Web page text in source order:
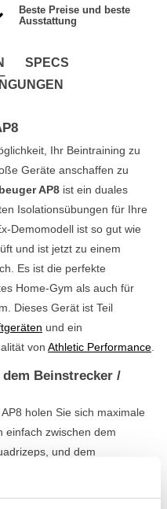
Beste Preise und beste
Ausstattung
SPECS
Ihr Beintraining zu
Geräte anschaffen zu
AP8 ist ein duales
Isolationsübungen für Ihre
Demomodell ist so gut wie
und ist jetzt zu einem
Es ist die perfekte
Home-Gym als auch für
Dieses Gerät ist Teil
und ein
von Athletic Performance
Beinstrecker /
holen Sie sich maximale
einfach zwischen dem
und dem
konzentriert. Dank der